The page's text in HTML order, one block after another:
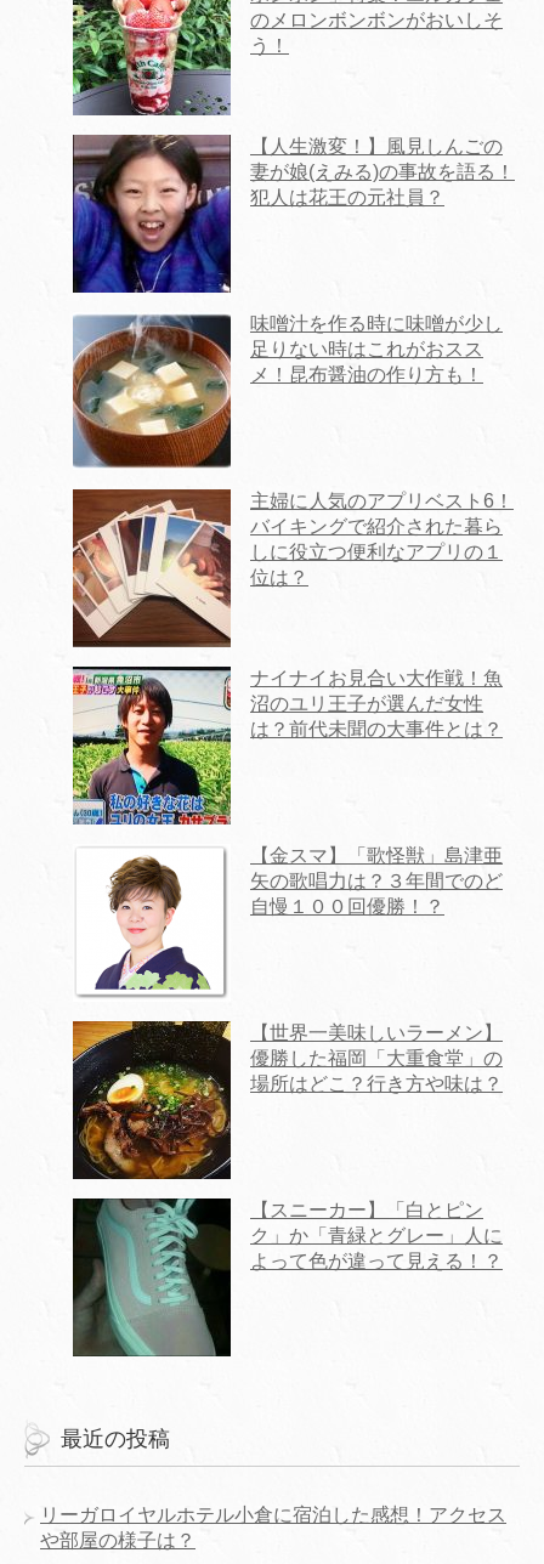
のメロンボンボンがおいしそ
う！
【人生激変！】風見しんごの
妻が娘(えみる)の事故を語る！
犯人は花王の元社員？
味噌汁を作る時に味噌が少し
足りない時はこれがおスス
メ！昆布醤油の作り方も！
主婦に人気のアプリベスト6！
バイキングで紹介された暮ら
しに役立つ便利なアプリの１
位は？
ナイナイお見合い大作戦！魚
沼のユリ王子が選んだ女性
は？前代未聞の大事件とは？
【金スマ】「歌怪獣」島津亜
矢の歌唱力は？３年間でのど
自慢１００回優勝！？
【世界一美味しいラーメン】
優勝した福岡「大重食堂」の
場所はどこ？行き方や味は？
【スニーカー】「白とピン
ク」か「青緑とグレー」人に
よって色が違って見える！？
最近の投稿
リーガロイヤルホテル小倉に宿泊した感想！アクセス
や部屋の様子は？